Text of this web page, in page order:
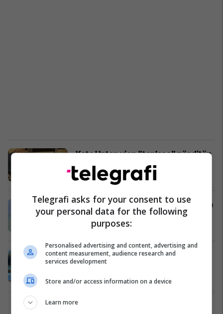
Kate Upton vjen "topless" për ditën
e dashuruarve (Foto)
Yjet 14/02/2018
Kate Upton vjen atraktive nga vaska
(Foto)
Po Flitet 08/01/2018
Kate Upton pozon krejtësisht
lakuriq (Foto, +18)
06/01/2018
Telegrafi asks for your consent to use
your personal data for the following
purposes:
Personalised advertising and content, advertising and
content measurement, audience research and
services development
Store and/or access information on a device
Learn more